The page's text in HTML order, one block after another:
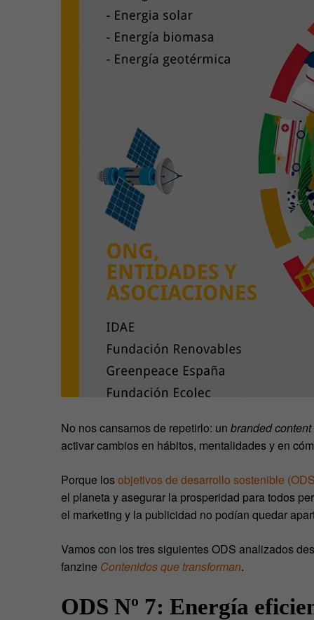
No nos cansamos de repetirlo: un branded content
activar cambios en hábitos, mentalidades y en
Porque losobjetivos de desarrollo sostenible
el planeta y asegurar la prosperidad para todos
el marketing y la publicidad no podían quedar
Vamos con los tres siguientes ODS analizados
fanzine Contenidos que transforman.
ODS Nº 7: Energía